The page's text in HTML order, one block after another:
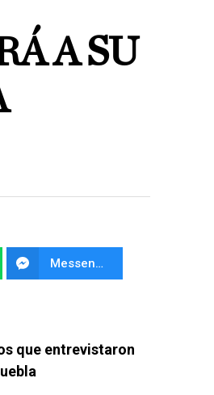
A SU
Messenger
que entrevistaron